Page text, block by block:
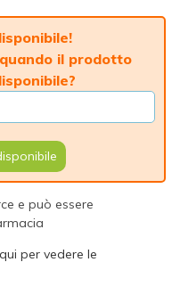
il prodotto
e può essere
per vedere le